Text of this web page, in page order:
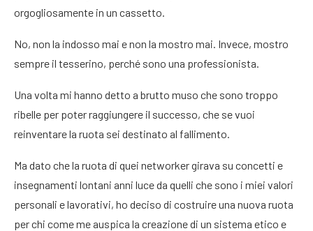
orgogliosamente in un cassetto.
No, non la indosso mai e non la mostro mai. Invece, mostro
sempre il tesserino, perché sono una professionista.
Una volta mi hanno detto a brutto muso che sono troppo
ribelle per poter raggiungere il successo, che se vuoi
reinventare la ruota sei destinato al fallimento.
Ma dato che la ruota di quei networker girava su concetti e
insegnamenti lontani anni luce da quelli che sono i miei valori
personali e lavorativi, ho deciso di costruire una nuova ruota
per chi come me auspica la creazione di un sistema etico e